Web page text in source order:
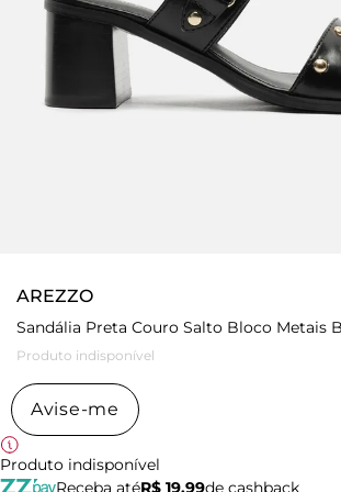
AREZZO
Sandália Preta Couro Salto Bloco Metais
Produto indisponível
Avise-me
Produto indisponível